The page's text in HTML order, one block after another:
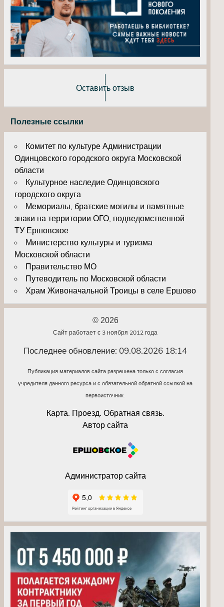
Оставить отзыв
Полезные ссылки
Комитет по культуре Администрации
Одинцовского городского округа Московской
области
Культурное наследие Одинцовского
городского округа
Мемориалы, братские могилы и памятные
знаки на территории ОГО, подведомственной
ТУ Ершовское
Министерство культуры и туризма
Московской области
Правительство МО
Путеводитель по Московской области
Храм Живоначальной Троицы в селе Ершово
© 2026
Сайт работает с 3 ноября 2012 года
Последнее обновление: 09.08.2026 18:14
Публикация материалов сайта разрешена только с согласия
учредителя данного ресурса и с обязательной обратной ссылкой на
первоисточник.
Карта. Проезд. Обратная связь.
Автор сайта
Администратор сайта